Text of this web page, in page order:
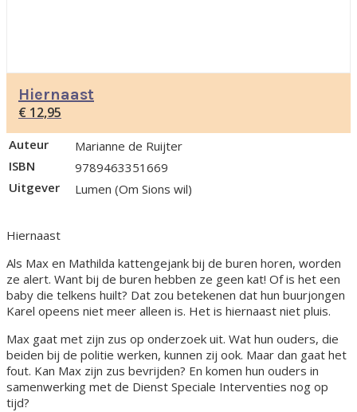
Hiernaast
€ 12,95
Auteur
Marianne de Ruijter
ISBN
9789463351669
Uitgever
Lumen (Om Sions wil)
Hiernaast
Als Max en Mathilda kattengejank bij de buren horen, worden
ze alert. Want bij de buren hebben ze geen kat! Of is het een
baby die telkens huilt? Dat zou betekenen dat hun buurjongen
Karel opeens niet meer alleen is. Het is hiernaast niet pluis.
Max gaat met zijn zus op onderzoek uit. Wat hun ouders, die
beiden bij de politie werken, kunnen zij ook. Maar dan gaat het
fout. Kan Max zijn zus bevrijden? En komen hun ouders in
samenwerking met de Dienst Speciale Interventies nog op
tijd?